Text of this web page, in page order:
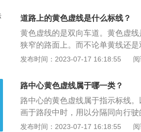
或者城市快速路上行驶时不系安
车道载客汽车超过核定人数未达
超车或者占用对方车道，穿插等
驶机动车行经人行横道，不按规
车。未按照禁止标线指示行驶转
规定道路行驶超过规定时速50%
市道路中不按规定超车、逆向行驶
道路上的黄色虚线是什么标线？
黄色虚线的是双向车道。黄色虚
狭窄的路面上。而不论单黄线还
可以越线借道超车或掉头。关于
实线的作用是一样，也是用于区
的前提下，进行借道超车或掉头
头、文字、立面标记、突起路标
介绍：白色虚线和实线：通常道
同向行驶的车道，可以进行越线
发布时间：2023-07-17 16:18:55
路中心黄色虚线属于哪一类？
路中心的黄色虚线属于指示标线
画于路段中时，用以分隔同向行
口时，用以引导车辆行进。2、白
发布时间：2023-07-17 16:18:55